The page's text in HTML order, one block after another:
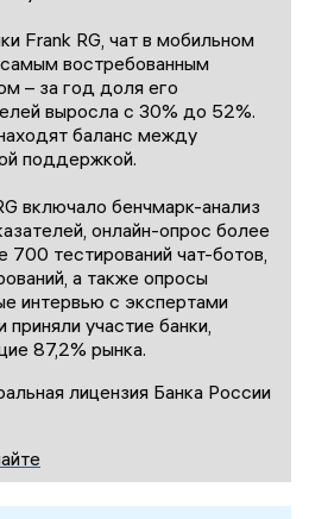
Frank RG, чат в мобильном
востребованным
– за год доля его
выросла с 30% до 52%.
баланс между
поддержкой.
включало бенчмарк-анализ
онлайн-опрос более
тестирований чат-ботов,
а также опросы
интервью с экспертами
участие банки,
87,2% рынка.
лицензия Банка России